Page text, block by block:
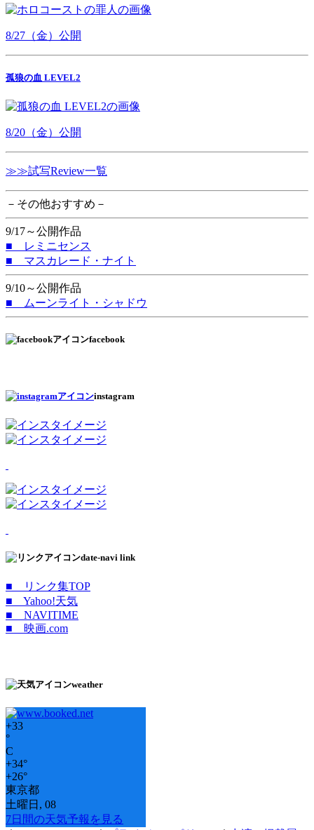
8/27（金）公開
孤狼の血 LEVEL2
8/20（金）公開
≫≫試写Review一覧
－その他おすすめ－
9/17～公開作品
■ レミニセンス
■ マスカレード・ナイト
9/10～公開作品
■ ムーンライト・シャドウ
facebook
instagram
date-navi link
■ リンク集TOP
■ Yahoo!天気
■ NAVITIME
■ 映画.com
weather
+33
°
C
+34°
+26°
東京都
土曜日, 08
7日間の天気予報を見る